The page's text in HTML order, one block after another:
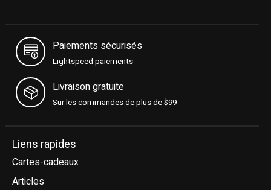
Paiements sécurisés
Lightspeed paiements
Livraison gratuite
Sur les commandes de plus de $99
Liens rapides
Cartes-cadeaux
Articles